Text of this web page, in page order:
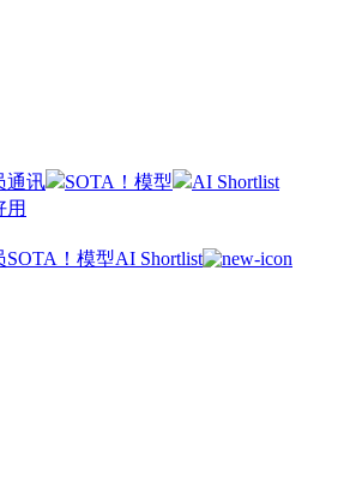
通讯 SOTA！模型
AI Shortlist
用
SOTA！模型AI Shortlist